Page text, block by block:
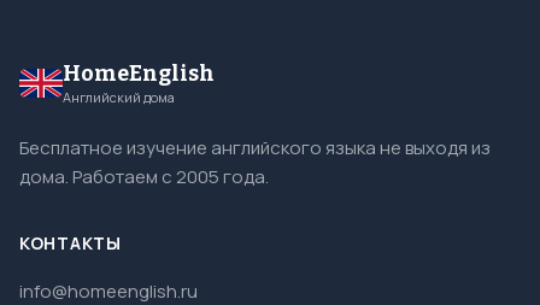
HomeEnglish
Английский дома
Бесплатное изучение английского языка не выходя из
дома. Работаем с 2005 года.
КОНТАКТЫ
info@homeenglish.ru